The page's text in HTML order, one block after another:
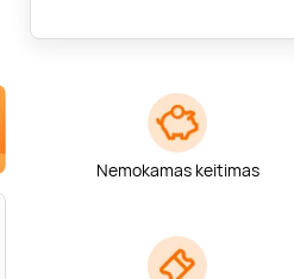
Nemokamas keitimas